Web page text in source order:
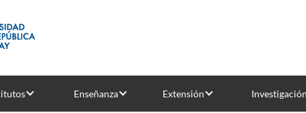
Enseñanza Extensión Investigación